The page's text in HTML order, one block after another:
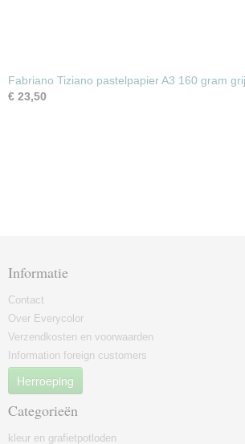
Fabriano Tiziano pastelpapier A3 160 gram
€ 23,50
Informatie
Contact
Over Everycolor
Verzendkosten en voorwaarden
Information foreign customers
Herroeping
Categorieën
kleur en grafietpotloden